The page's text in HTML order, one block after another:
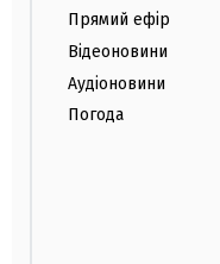
Прямий ефір
Відеоновини
Аудіоновини
Погода